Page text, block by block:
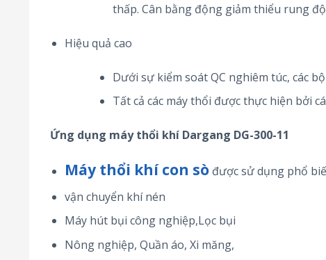
thấp. Cân bằng động giảm thiểu rung
Hiệu quả cao
Dưới sự kiểm soát QC nghiêm túc, các
Tất cả các máy thổi được thực hiện bởi
Ứng dụng máy thổi khí Dargang DG-300-11
Máy thổi khí con sòđược sử dụng phổ
vận chuyển khí nén
Máy hút bụi công nghiệp,Lọc bụi
Nông nghiệp, Quần áo, Xi măng,